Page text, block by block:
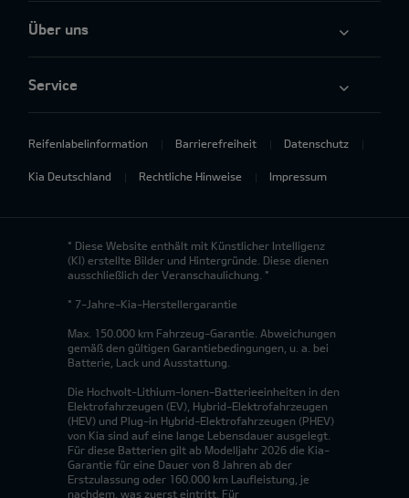
Über uns
Service
Reifenlabelinformation Barrierefreiheit Datenschutz
Kia Deutschland Rechtliche Hinweise Impressum
* Diese Website enthält mit Künstlicher Intelligenz
(KI) erstellte Bilder und Hintergründe. Diese dienen
ausschließlich der Veranschaulichung. *
* 7-Jahre-Kia-Herstellergarantie
Max. 150.000 km Fahrzeug-Garantie. Abweichungen
gemäß den gültigen Garantiebedingungen, u. a. bei
Batterie, Lack und Ausstattung.
Die Hochvolt-Lithium-Ionen-Batterieeinheiten in den
Elektrofahrzeugen (EV), Hybrid-Elektrofahrzeugen
(HEV) und Plug-in Hybrid-Elektrofahrzeugen (PHEV)
von Kia sind auf eine lange Lebensdauer ausgelegt.
Für diese Batterien gilt ab Modelljahr 2026 die Kia-
Garantie für eine Dauer von 8 Jahren ab der
Erstzulassung oder 160.000 km Laufleistung, je
nachdem, was zuerst eintritt. Für